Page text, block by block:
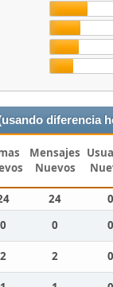
diferencia
Mensajes
Nuevos
24 0
0 0 0
2 2 0